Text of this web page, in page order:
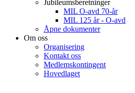
Jubileumsberetninger
MIL O-avd 70-år
MIL 125 år - O-avd
Åpne dokumenter
Om oss
Organisering
Kontakt oss
Medlemskontingent
Hovedlaget